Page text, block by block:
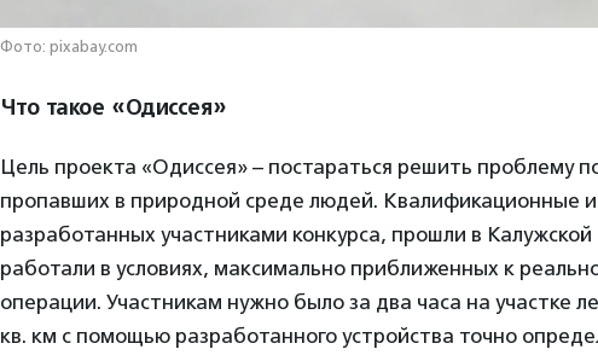
Фото: pixabay.com
Что такое «Одиссея»
Цель проекта «Одиссея» – постараться решить проблему
пропавших в природной среде людей. Квалификационные
разработанных участниками конкурса, прошли в
работали в условиях, максимально приближенных к
операции. Участникам нужно было за два часа на участке
кв. км с помощью разработанного устройства точно